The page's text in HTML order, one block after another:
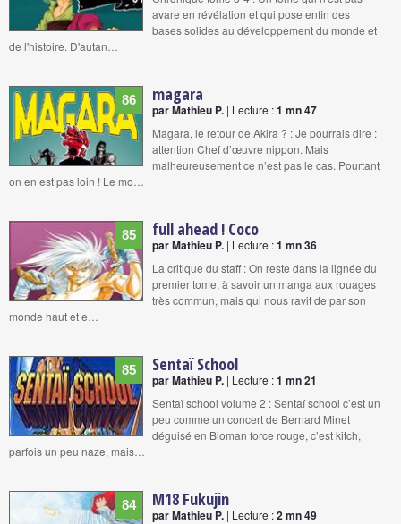
avare en révélation et qui pose enfin des
bases solides au développement du monde et
de l'histoire. D'autan…
86 magara
par Mathieu P. | Lecture :1 mn 47
Magara, le retour de Akira ? : Je pourrais dire :
attention Chef d’œuvre nippon. Mais
malheureusement ce n’est pas le cas. Pourtant
on en est pas loin ! Le mo…
85 full ahead ! Coco
par Mathieu P. | Lecture :1 mn 36
La critique du staff : On reste dans la lignée du
premier tome, à savoir un manga aux rouages
très commun, mais qui nous ravit de par son
monde haut et e…
85 Sentaï School
par Mathieu P. | Lecture :1 mn 21
Sentaï school volume 2 : Sentaï school c’est un
peu comme un concert de Bernard Minet
déguisé en Bioman force rouge, c’est kitch,
parfois un peu naze, mais…
84 M18 Fukujin
par Mathieu P. | Lecture :2 mn 49